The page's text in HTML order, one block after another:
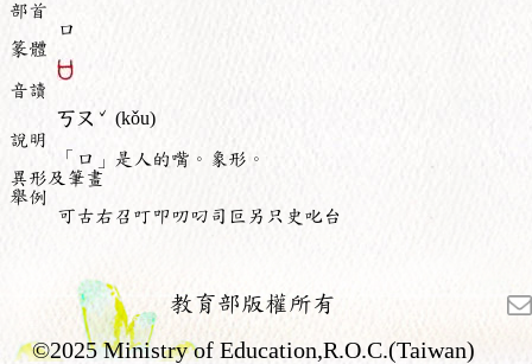
部首
口
篆體
音讀
ㄎㄡ ˇ (kǒu)
說明
「口」是人的嘴。象形。
異形及筆畫
舉例
可古右召叮叩叨叼司叵另只史叱台
教育部版權所有
©2025 Ministry of Education,R.O.C.(Taiwan)